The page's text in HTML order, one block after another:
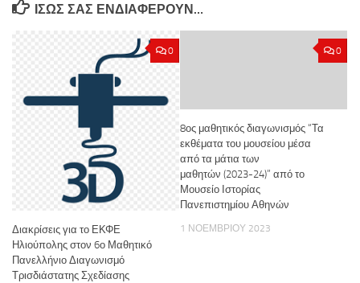
ΊΣΩΣ ΣΑΣ ΕΝΔΙΑΦΈΡΟΥΝ…
0
Διακρίσεις για το ΕΚΦΕ
Ηλιούπολης στον 6ο Μαθητικό
Πανελλήνιο Διαγωνισμό
Τρισδιάστατης Σχεδίασης
0
8ος μαθητικός διαγωνισμός “Τα
εκθέματα του μουσείου μέσα
από τα μάτια των
μαθητών (2023-24)” από το
Μουσείο Ιστορίας
Πανεπιστημίου Αθηνών
1 ΝΟΕΜΒΡΊΟΥ 2023